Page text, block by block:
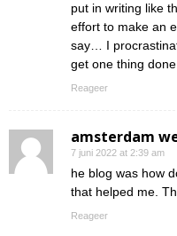
put in writing like
effort to make an
say… I
get one thing done.
Reageer
amsterdam
7 juni 2022 at 2:39 am
he blog was how
that helped me.
Reageer